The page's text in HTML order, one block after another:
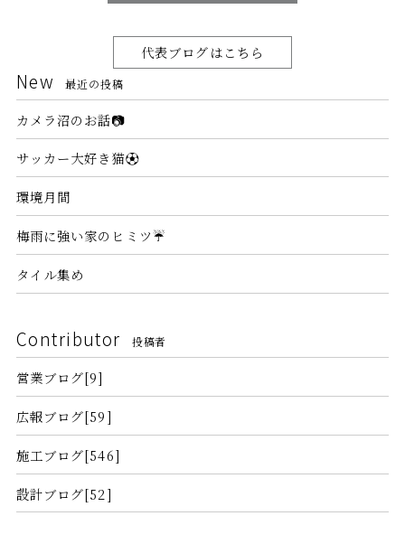
代表ブログはこちら
New 最近の投稿
カメラ沼のお話📷
サッカー大好き猫⚽
環境月間
梅雨に強い家のヒミツ☔
タイル集め
Contributor 投稿者
営業ブログ[9]
広報ブログ[59]
施工ブログ[546]
設計ブログ[52]